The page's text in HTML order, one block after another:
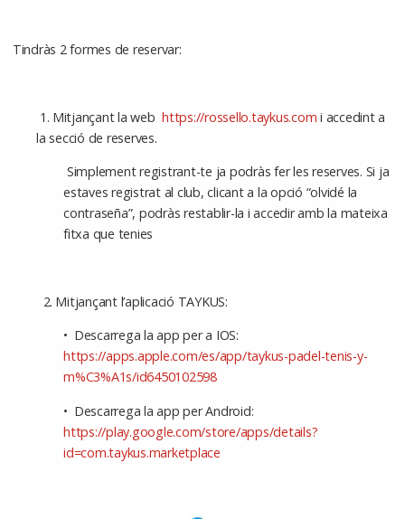
Tindràs 2 formes de reservar:
1.⁠ Mitjançant la web https://rossello.taykus.com i accedint a
la secció de reserves.
Simplement registrant-te ja podràs fer les reserves. Si ja
estaves registrat al club, clicant a la opció “olvidé la
contraseña”, podràs restablir-la i accedir amb la mateixa
fitxa que tenies
2.⁠ ⁠Mitjançant l’aplicació TAYKUS:
•⁠ ⁠Descarrega la app per a IOS:
https://apps.apple.com/es/app/taykus-padel-tenis-y-
m%C3%A1s/id6450102598
•⁠ ⁠Descarrega la app per Android:
https://play.google.com/store/apps/details?
id=com.taykus.marketplace